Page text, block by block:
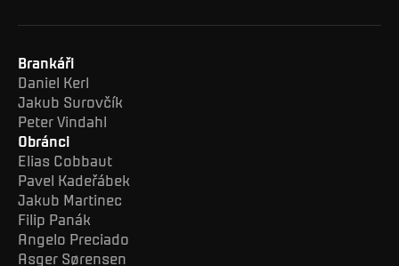
Brankáři
Daniel Kerl
Jakub Surovčík
Peter Vindahl
Obránci
Elias Cobbaut
Pavel Kadeřábek
Jakub Martinec
Filip Panák
Angelo Preciado
Asger Sørensen